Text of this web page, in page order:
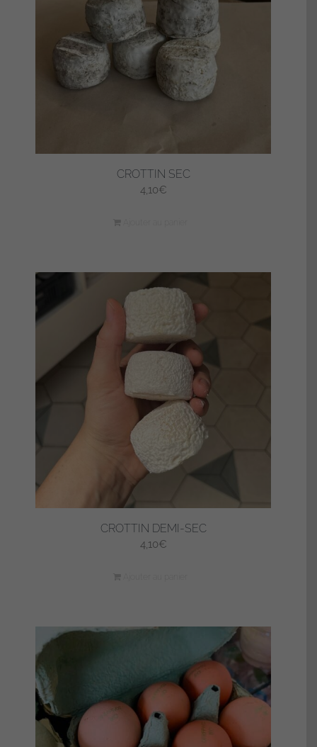
CROTTIN SEC
4,10€
CROTTIN DEMI-SEC
4,10€